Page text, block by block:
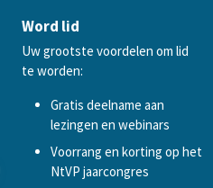
Word lid
Uw grootste voordelen om lid
te worden:
Gratis deelname aan
lezingen en webinars
Voorrang en korting op het
NtVP jaarcongres